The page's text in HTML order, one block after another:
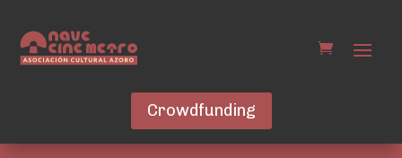
Crowdfunding